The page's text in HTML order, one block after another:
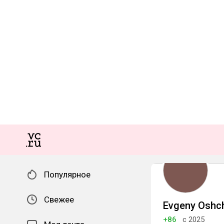
Популярное
Свежее Evgeny
+86
с 2025